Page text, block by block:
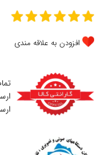
افزودن به علاقه مندی